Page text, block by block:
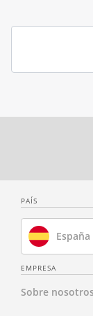
PAÍS
España
Francia
EMPRESA
Sobre nosotros